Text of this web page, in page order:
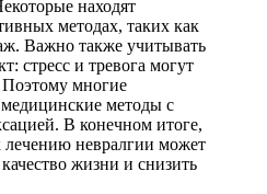
находят
методах, таких как
Важно также учитывать
стресс и тревога могут
многие
методы с
В конечном итоге,
невралгии может
жизни и снизить